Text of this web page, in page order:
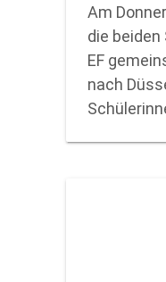
Am
die
EF
nach